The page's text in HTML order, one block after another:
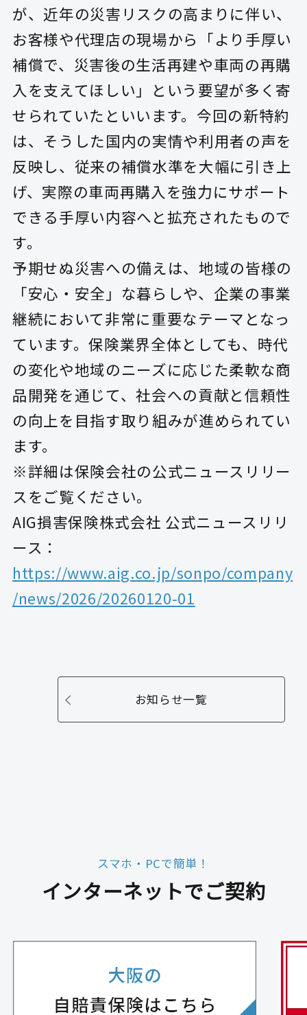
が、近年の災害リスクの高まりに伴い、
お客様や代理店の現場から「より手厚い
補償で、災害後の生活再建や車両の再購
入を支えてほしい」という要望が多く寄
せられていたといいます。今回の新特約
は、そうした国内の実情や利用者の声を
反映し、従来の補償水準を大幅に引き上
げ、実際の車両再購入を強力にサポート
できる手厚い内容へと拡充されたもので
す。
予期せぬ災害への備えは、地域の皆様の
「安心・安全」な暮らしや、企業の事業
継続において非常に重要なテーマとなっ
ています。保険業界全体としても、時代
の変化や地域のニーズに応じた柔軟な商
品開発を通じて、社会への貢献と信頼性
の向上を目指す取り組みが進められてい
ます。
※詳細は保険会社の公式ニュースリリー
スをご覧ください。
AIG損害保険株式会社 公式ニュースリリ
ース：
https://www.aig.co.jp/sonpo/company
/news/2026/20260120-01
お知らせ一覧
スマホ・PCで簡単！
インターネットでご契約